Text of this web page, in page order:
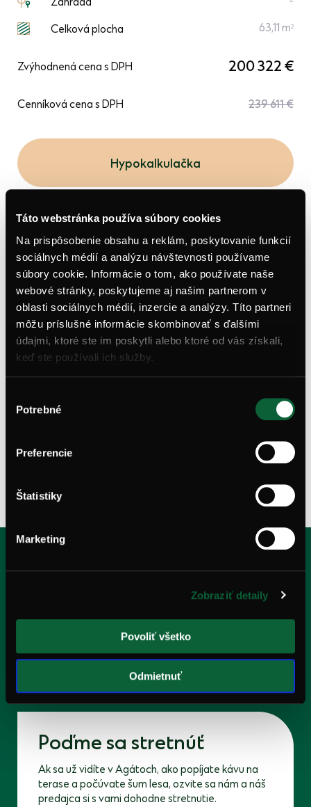
Táto webstránka používa súbory cookies
Na prispôsobenie obsahu a reklám, poskytovanie funkcií
sociálnych médií a analýzu návštevnosti používame
súbory cookie. Informácie o tom, ako používate naše
webové stránky, poskytujeme aj našim partnerom v
oblasti sociálnych médií, inzercie a analýzy. Títo partneri
môžu príslušné informácie skombinovať s ďalšími
údajmi, ktoré ste im poskytli alebo ktoré od vás získali,
keď ste používali ich služby.
súhlasu
Potrebné
Preferencie
Štatistiky
Marketing
Zobraziť detaily
Povoliť všetko
Odmietnuť
Celková plocha 63,11 m2
Zvýhodnená cena s DPH 200 322 €
Cenníková cena s DPH 239 611 €
Hypokalkulačka
Mám záujem o apartmán
Navštívte svoj budúcibyt v
Agátoch
byt osobne
Rezervácia obhliadky
tam, kde býva
pokoj
Prejsť na lokalitu
Poďme sa stretnúť
Ak sa už vidíte v Agátoch, ako popíjate kávu na
terase a počúvate šum lesa, ozvite sa nám a náš
predajca si s vami dohodne stretnutie.